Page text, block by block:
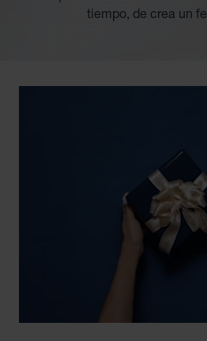
tiempo, de crea un